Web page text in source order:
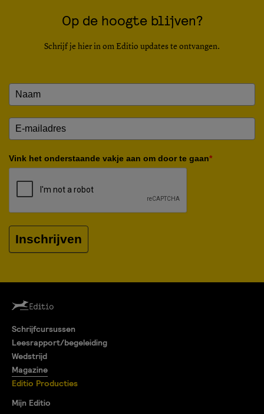
Op de hoogte blijven?
Schrijf je hier in om Editio updates te ontvangen.
Vink het onderstaande vakje aan om door te gaan*
Inschrijven
Schrijfcursussen
Leesrapport/begeleiding
Wedstrijd
Magazine
Editio Producties
Mijn Editio